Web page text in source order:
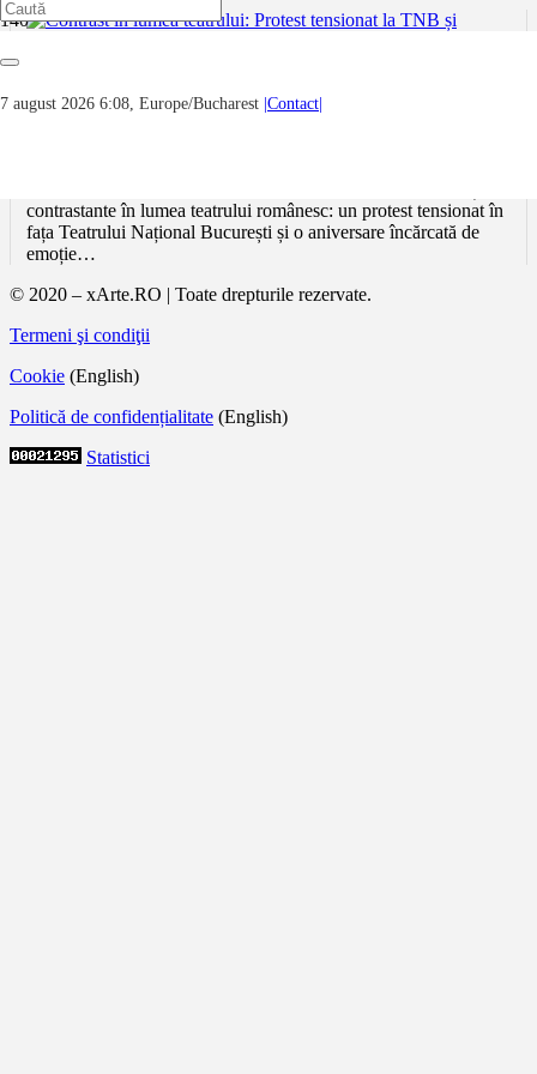
7 august 2026 6:08, Europe/Bucharest |Contact|
Contrast în lumea teatrului: Protest tensionat
la TNB și omagiu plin de respect pentru
contrastante în lumea teatrului românesc: un protest tensionat în
fața Teatrului Național București și o aniversare încărcată de
emoție…
© 2020 – xArte.RO | Toate drepturile rezervate.
Termeni şi condiţii
Cookie (English)
Politică de confidențialitate (English)
Statistici